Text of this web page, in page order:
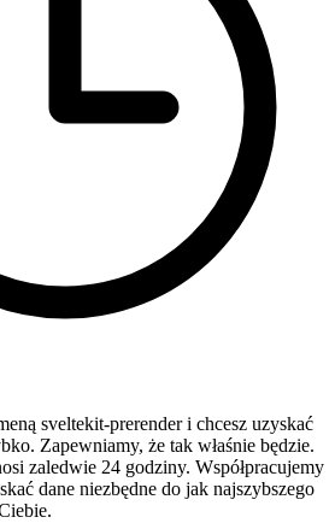
sveltekit-prerender i chcesz uzyskać
Zapewniamy, że tak właśnie będzie.
zaledwie 24 godziny. Współpracujemy
dane niezbędne do jak najszybszego